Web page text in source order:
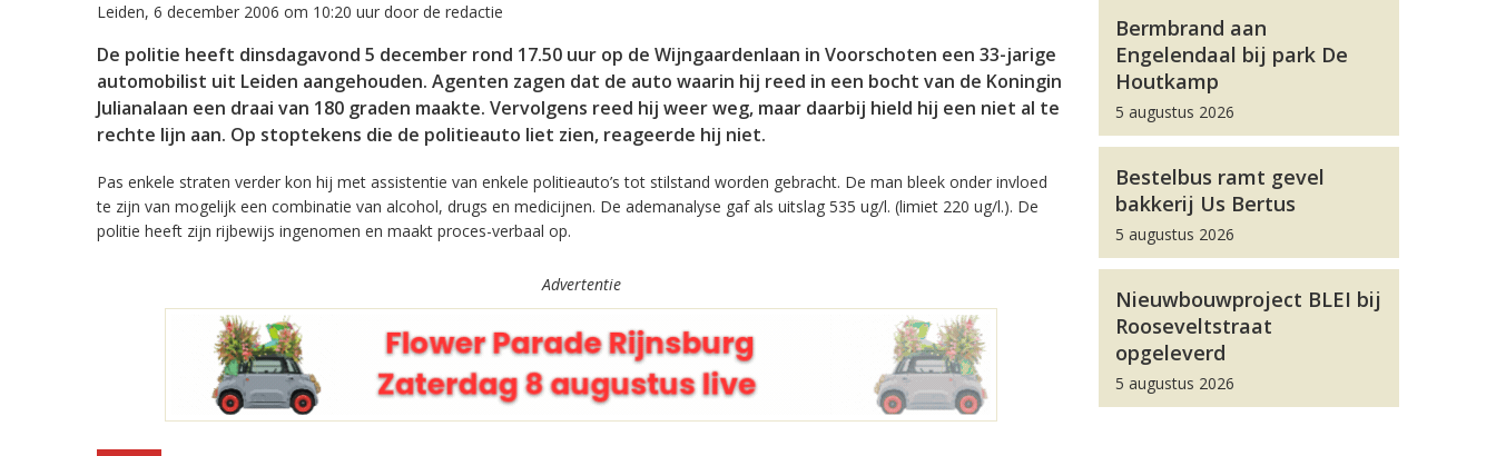
Inklappen
Leiden, 6 december 2006 om 10:20 uur door de redactie
De politie heeft dinsdagavond 5 december rond 17.50 uur op de Wijngaardenlaan in Voorschoten een 33-jarige
automobilist uit Leiden aangehouden. Agenten zagen dat de auto waarin hij reed in een bocht van de Koningin
Julianalaan een draai van 180 graden maakte. Vervolgens reed hij weer weg, maar daarbij hield hij een niet al te
rechte lijn aan. Op stoptekens die de politieauto liet zien, reageerde hij niet.
Pas enkele straten verder kon hij met assistentie van enkele politieauto’s tot stilstand worden gebracht. De man bleek onder invloed
te zijn van mogelijk een combinatie van alcohol, drugs en medicijnen. De ademanalyse gaf als uitslag 535 ug/l. (limiet 220 ug/l.). De
politie heeft zijn rijbewijs ingenomen en maakt proces-verbaal op.
Advertentie
Bermbrand aan
Engelendaal bij park De
Houtkamp
5 augustus 2026
Bestelbus ramt gevel
bakkerij Us Bertus
5 augustus 2026
Nieuwbouwproject BLEI bij
Rooseveltstraat
opgeleverd
5 augustus 2026